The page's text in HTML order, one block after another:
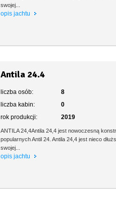
swojej...
opis jachtu
Antila 24.4
liczba osób:
8
liczba kabin:
0
rok produkcji:
2019
ANTILA 24,4Antila 24,4 jest nowoczesną
popularnych Antil 24. Antila 24,4 jest nieco
swojej...
opis jachtu